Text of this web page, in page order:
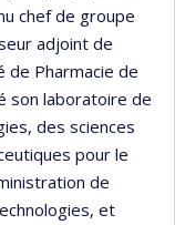
chef de groupe
adjoint de
de Pharmacie de
son laboratoire de
des sciences
pour le
de
et